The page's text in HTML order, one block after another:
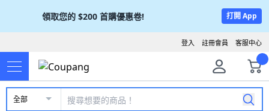
領取您的 $200 首購優惠卷! 打開 App
客服中心
註冊會員
登入
全部